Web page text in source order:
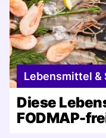
Lebensmittel &
Diese
FODMAP-